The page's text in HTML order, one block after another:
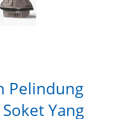
Pelindung
Yang